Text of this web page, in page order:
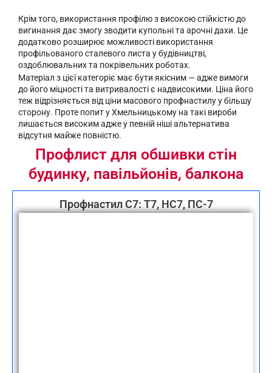
Крім того, використання профілю з високою стійкістю до
вигинання дає змогу зводити купольні та арочні дахи. Це
додатково розширює можливості використання
профільованого сталевого листа у будівництві,
оздоблювальних та покрівельних роботах.
Матеріал з цієї категоріє має бути якісним — адже вимоги
до його міцності та витривалості є надвисокими. Ціна його
теж відрізняється від ціни масового профнастилу у більшу
сторону. Проте попит у Хмельницькому на такі вироби
лишається високим адже у певній ніші альтернатива
відсутня майже повністю.
Профлист для обшивки стін
будинку, павільйонів, балкона
Профнастил С7: Т7, НС7, ПС-7